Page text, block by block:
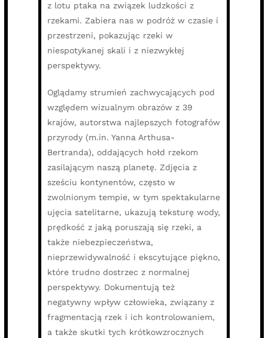
z lotu ptaka na związek ludzkości z
rzekami. Zabiera nas w podróż w czasie i
przestrzeni, pokazując rzeki w
niespotykanej skali i z niezwykłej
perspektywy.
Oglądamy strumień zachwycających pod
względem wizualnym obrazów z 39
krajów, autorstwa najlepszych fotografów
przyrody (m.in. Yanna Arthusa-
Bertranda), oddających hołd rzekom
zasilającym naszą planetę. Zdjęcia z
sześciu kontynentów, często w
zwolnionym tempie, w tym spektakularne
ujęcia satelitarne, ukazują teksturę wody,
prędkość z jaką poruszają się rzeki, a
także niebezpieczeństwa,
nieprzewidywalność i ekscytujące piękno,
które trudno dostrzec z normalnej
perspektywy. Dokumentują też
negatywny wpływ człowieka, związany z
fragmentacją rzek i ich kontrolowaniem,
a także skutki tych krótkowzrocznych